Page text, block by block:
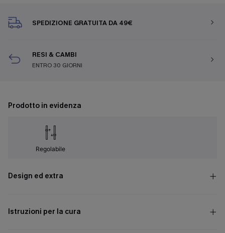
SPEDIZIONE GRATUITA DA 49€
RESI & CAMBI
ENTRO 30 GIORNI
Prodotto in evidenza
Regolabile
Design ed extra
Istruzioni per la cura